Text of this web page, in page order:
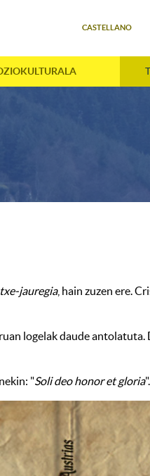
CASTELLANO
jauregia, hain zuzen ere.
logelak daude
"Soli deo honor et gloria".